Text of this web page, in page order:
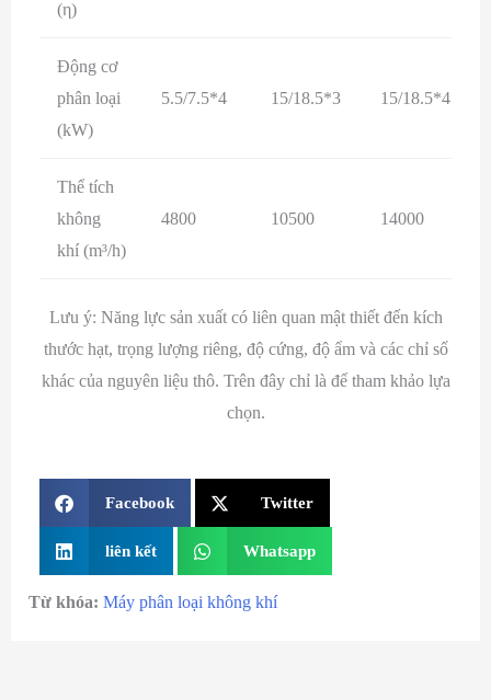
(η)
Động cơ
phân loại
(kW)
5.5/7.5*4 15/18.5*3 15/18.5*4
Thể tích
không
khí (m³/h)
4800 10500 14000
Lưu ý: Năng lực sản xuất có liên quan mật thiết đến kích
thước hạt, trọng lượng riêng, độ cứng, độ ẩm và các chỉ số
khác của nguyên liệu thô. Trên đây chỉ là để tham khảo lựa
chọn.
Facebook Twitter
liên kết Whatsapp
Từ khóa: Máy phân loại không khí